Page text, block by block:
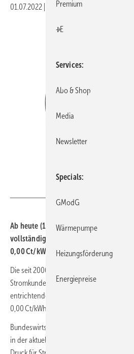
01.07.2022 Druckvorschau
Ab heute (1. Juli 2022) fällt die EEG-
vollständig weg: Die EEG-Umlage sinkt
0,00 Ct/kWh. Vorerst.
Die seit 2000 (damals 0,19 Ct/kWh) von
Stromkunden (Letztverbraucher) über die
entrichtende EEG-Umlage ist per Gesetz
0,00 Ct/kWh festgelegt worden.
Bundeswirtschafts- und
in der aktuellen Hochpreisphase
Premium
+E
Services
Abo & Shop
Media
Newsletter
Specials
GModG
Wärmepumpe
Heizungsförderung
Energiepreise